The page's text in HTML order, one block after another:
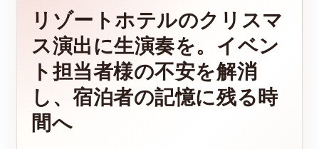
リゾートホテルのクリスマ
ス演出に生演奏を。イベン
ト担当者様の不安を解消
し、宿泊者の記憶に残る時
間へ